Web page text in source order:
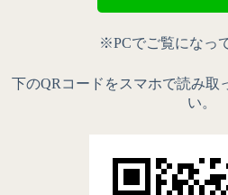
※PCでご覧になっ
下のQRコードをスマホで読み取
い。